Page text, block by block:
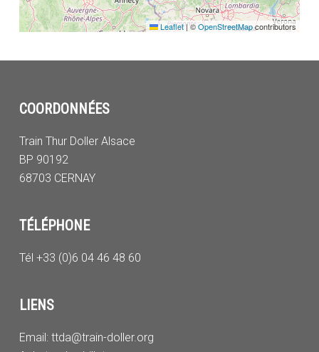
Leaflet |©OpenStreetMapcontributors
COORDONNÉES
Train Thur Doller Alsace
BP 90192
68703 CERNAY
TÉLÉPHONE
Tél +33 (0)6 04 46 48 60
LIENS
Email: ttda@train-doller.org